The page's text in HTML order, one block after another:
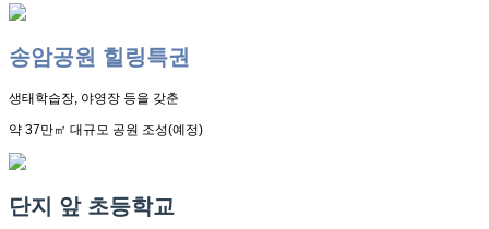
송암공원 힐링특권
생태학습장, 야영장 등을 갖춘
약 37만㎡ 대규모 공원 조성(예정)
단지 앞 초등학교